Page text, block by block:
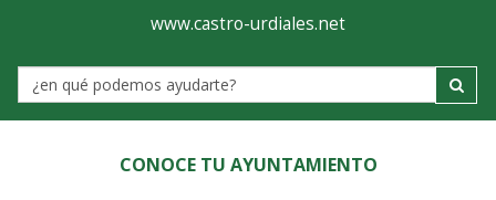
Ayuntamiento
de
Castro-
Urdiales
www.castro-urdiales.net
Label
CONOCE TU AYUNTAMIENTO